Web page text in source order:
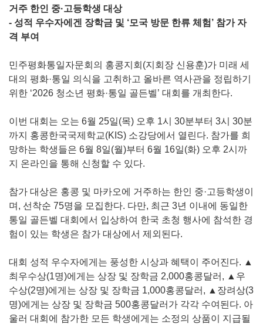
거주 한인 중·고등학생 대상
- 성적 우수자에겐 장학금 및 ‘모국 방문 한류 체험’ 참가 자
격 부여
민주평화통일자문회의 홍콩지회(지회장 신용훈)가 미래 세
대의 평화·통일 의식을 고취하고 올바른 역사관을 정립하기
위한 ‘2026 청소년 평화·통일 골든벨’ 대회를 개최한다.
이번 대회는 오는 6월 25일(목) 오후 1시 30분부터 3시 30분
까지 홍콩한국국제학교(KIS) 소강당에서 열린다. 참가를 희
망하는 학생들은 6월 8일(월)부터 6월 16일(화) 오후 2시까
지 온라인을 통해 신청할 수 있다.
참가 대상은 홍콩 및 마카오에 거주하는 한인 중·고등학생이
며, 선착순 75명을 모집한다. 다만, 최근 3년 이내에 동일한
통일 골든벨 대회에서 입상하여 한국 초청 행사에 참석한 경
험이 있는 학생은 참가 대상에서 제외된다.
대회 성적 우수자에게는 풍성한 시상과 혜택이 주어진다. ▲
최우수상(1명)에게는 상장 및 장학금 2,000홍콩달러, ▲우
수상(2명)에게는 상장 및 장학금 1,000홍콩달러, ▲장려상(3
명)에게는 상장 및 장학금 500홍콩달러가 각각 수여된다. 아
울러 대회에 참가한 모든 학생에게는 소정의 상품이 지급될